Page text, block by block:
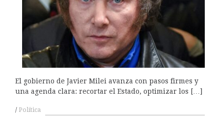
El gobierno de Javier Milei avanza con pasos firmes y
una agenda clara: recortar el Estado, optimizar los […]
Política